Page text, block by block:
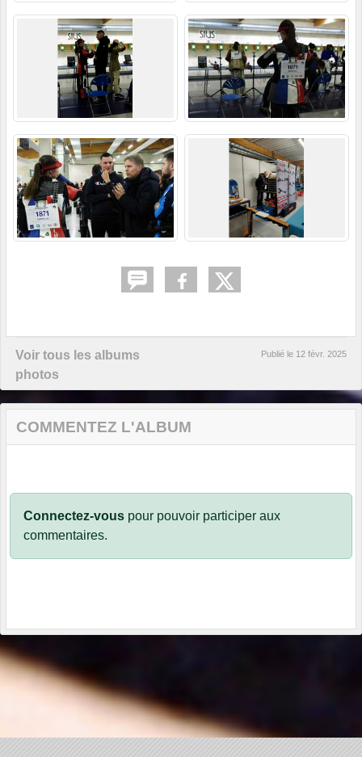
Voir tous les albums
photos
Publié le 12 févr. 2025
COMMENTEZ L'ALBUM
Connectez-vous pour pouvoir participer aux
commentaires.